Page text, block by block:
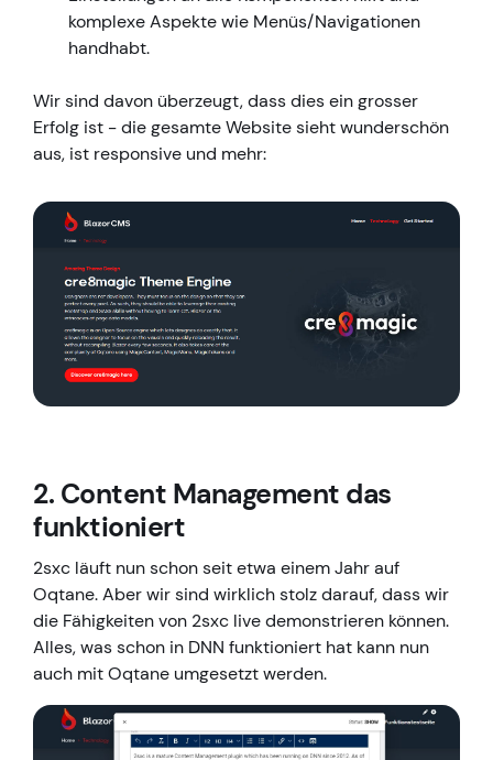
komplexe Aspekte wie Menüs/Navigationen
handhabt.
Wir sind davon überzeugt, dass dies ein grosser
Erfolg ist - die gesamte Website sieht wunderschön
aus, ist responsive und mehr:
2. Content Management das
funktioniert
2sxc läuft nun schon seit etwa einem Jahr auf
Oqtane. Aber wir sind wirklich stolz darauf, dass wir
die Fähigkeiten von 2sxc live demonstrieren können.
Alles, was schon in DNN funktioniert hat kann nun
auch mit Oqtane umgesetzt werden.